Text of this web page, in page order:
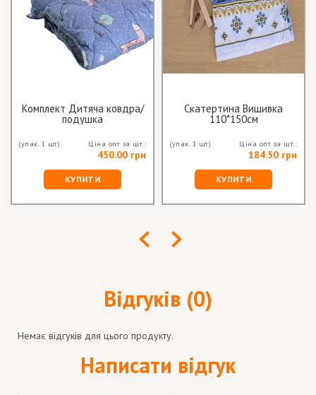
Комплект Дитяча ковдра/
подушка
(упак. 1 шт) Ціна опт за шт.:
450.00 грн
КУПИТИ
Скатертина Вишивка
110*150см
(упак. 1 шт) Ціна опт за шт.:
184.50 грн
КУПИТИ
Відгуків (0)
Немає відгуків для цього продукту.
Написати відгук